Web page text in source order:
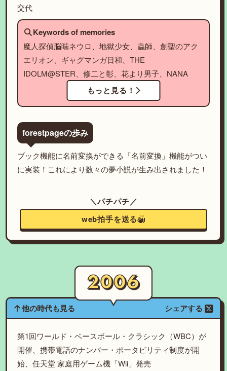
交代
Keywords of memories
魔人探偵脳噛ネウロ、地獄少女、蟲師、創聖のアク
エリオン、ギャグマンガ日和、THE
IDOLM@STER、修二と彰、花より男子、NANA
もっと見る！
forestpageの歩み
ブック機能に名前変換ができる「名前変換」機能がつい
に実装！これにより数々の夢小説が生み出されました！
＼パチパチ／
web拍手を送る
他の時代も見る シェアする
第1回ワールド・ベースボール・クラシック（WBC）が
開催、携帯電話のナンバー・ポータビリティ制度が開
始、任天堂 家庭用ゲーム機「Wii」発売